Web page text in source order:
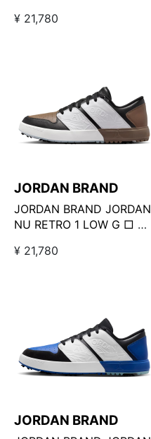
¥ 21,780
JORDAN BRAND
JORDAN BRAND JORDAN
NU RETRO 1 LOW G □ ブ
¥ 21,780
JORDAN BRAND